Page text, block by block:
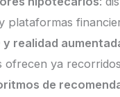
plataformas
y realidad
ofrecen ya
de